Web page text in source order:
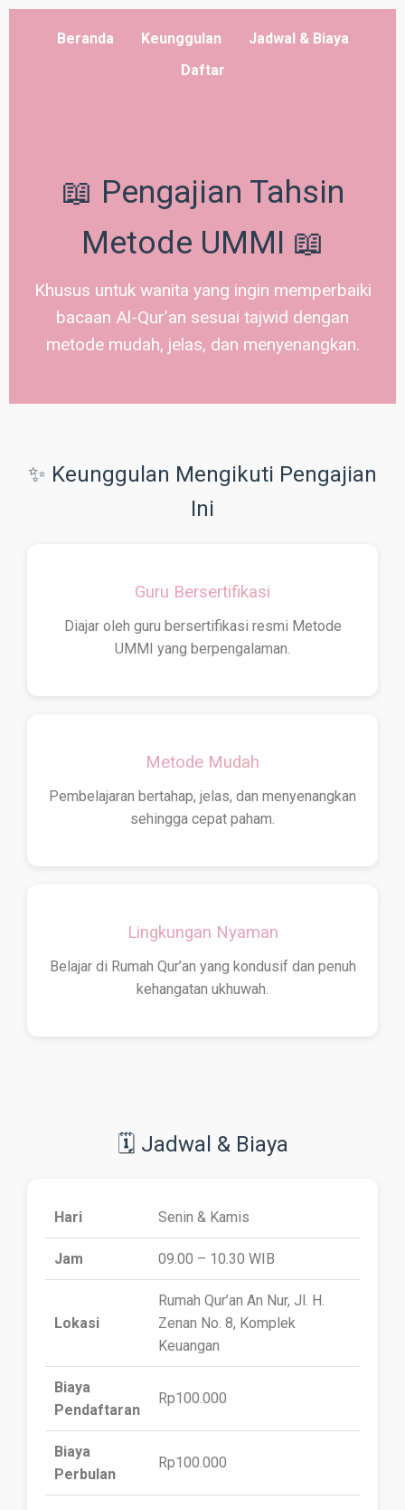
Beranda Keunggulan
Jadwal & Biaya
Daftar
📖 Pengajian Tahsin
Metode UMMI 📖
Khusus untuk wanita yang ingin memperbaiki
bacaan Al-Qur’an sesuai tajwid dengan
metode mudah, jelas, dan menyenangkan.
✨ Keunggulan Mengikuti Pengajian
Ini
Guru Bersertifikasi
Diajar oleh guru bersertifikasi resmi Metode
UMMI yang berpengalaman.
Metode Mudah
Pembelajaran bertahap, jelas, dan menyenangkan
sehingga cepat paham.
Lingkungan Nyaman
Belajar di Rumah Qur’an yang kondusif dan penuh
kehangatan ukhuwah.
🗓 Jadwal & Biaya
Hari Senin & Kamis
Jam 09.00 – 10.30 WIB
Lokasi
Rumah Qur’an An Nur, Jl. H.
Zenan No. 8, Komplek
Keuangan
Biaya
Pendaftaran
Rp100.000
Biaya
Perbulan
Rp100.000